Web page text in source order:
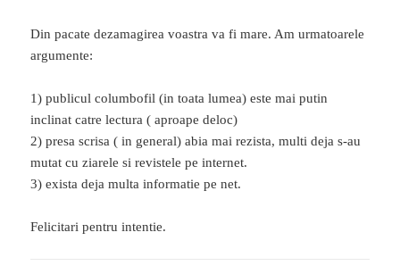
Din pacate dezamagirea voastra va fi mare. Am urmatoarele
argumente:
1) publicul columbofil (in toata lumea) este mai putin
inclinat catre lectura ( aproape deloc)
2) presa scrisa ( in general) abia mai rezista, multi deja s-au
mutat cu ziarele si revistele pe internet.
3) exista deja multa informatie pe net.
Felicitari pentru intentie.